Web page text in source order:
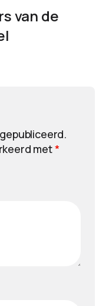
van de
met*